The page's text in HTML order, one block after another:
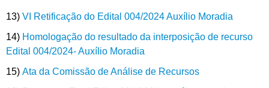
13) VI Retificação do Edital 004/2024 Auxílio Moradia
14) Homologação do resultado da interposição de recurso
Edital 004/2024- Auxílio Moradia
15) Ata da Comissão de Análise de Recursos